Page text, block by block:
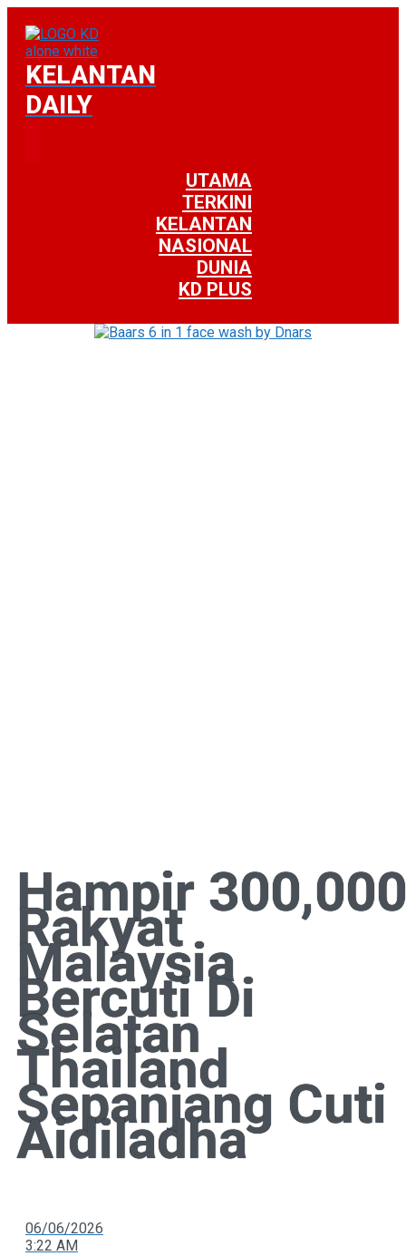
KELANTAN
DAILY
UTAMA
TERKINI
KELANTAN
NASIONAL
DUNIA
KD PLUS
Hampir 300,000
Rakyat
Malaysia
Bercuti Di
Selatan
Thailand
Sepanjang Cuti
Aidiladha
06/06/2026
3:22 AM